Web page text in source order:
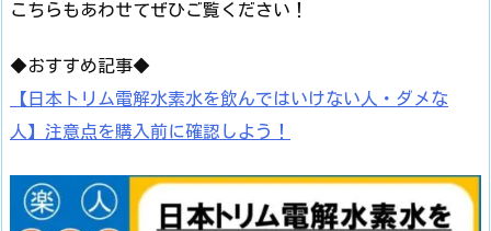
こちらもあわせてぜひご覧ください！
◆おすすめ記事◆
【日本トリム電解水素水を飲んではいけない人・ダメな
人】注意点を購入前に確認しよう！